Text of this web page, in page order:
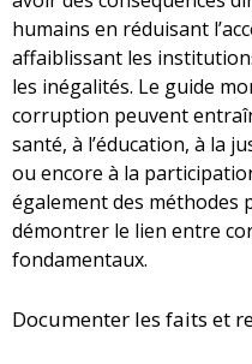
humains en réduisant
affaiblissant les
les inégalités. Le guide
corruption peuvent
santé, à l’éducation, à la
ou encore à la
également des méthodes
démontrer le lien entre
fondamentaux.
Documenter les faits et